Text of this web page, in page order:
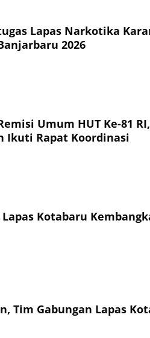
Lapas Narkotika
2026
Umum HUT Ke-81
Ikuti Rapat Koordinasi
Kotabaru
Tim Gabungan Lapas